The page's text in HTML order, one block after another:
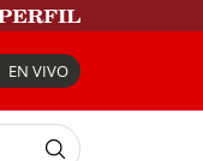
EN VIVO